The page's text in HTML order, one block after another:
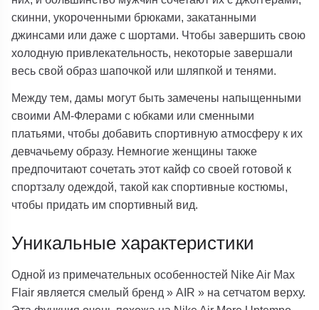
скинни, укороченными брюками, закатанными
джинсами или даже с шортами. Чтобы завершить свою
холодную привлекательность, некоторые завершали
весь свой образ шапочкой или шляпкой и тенями.
Между тем, дамы могут быть замечены напыщенными
своими АМ-Флерами с юбками или сменными
платьями, чтобы добавить спортивную атмосферу к их
девчачьему образу. Немногие женщины также
предпочитают сочетать этот кайф со своей готовой к
спортзалу одеждой, такой как спортивные костюмы,
чтобы придать им спортивный вид.
Уникальные характеристики
Одной из примечательных особенностей Nike Air Max
Flair является смелый бренд » AIR » на сетчатом верху.